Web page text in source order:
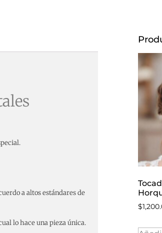
a altos estándares de
lo hace una pieza única.
$